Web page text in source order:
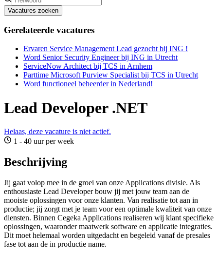
Vacatures zoeken
Gerelateerde vacatures
Ervaren Service Management Lead gezocht bij ING !
Word Senior Security Engineer bij ING in Utrecht
ServiceNow Architect bij TCS in Arnhem
Parttime Microsoft Purview Specialist bij TCS in Utrecht
Word functioneel beheerder in Nederland!
Lead Developer .NET
Helaas, deze vacature is niet actief.
1 - 40 uur per week
Beschrijving
Jij gaat volop mee in de groei van onze Applications divisie. Als
enthousiaste Lead Developer bouw jij met jouw team aan de
mooiste oplossingen voor onze klanten. Van realisatie tot aan in
productie; jij zorgt met je team voor een optimale kwaliteit van onze
diensten. Binnen Cegeka Applications realiseren wij klant specifieke
oplossingen, waaronder maatwerk software en applicatie integraties.
Dit moet helemaal worden uitgedacht en begeleid vanaf de presales
fase tot aan de in productie name.